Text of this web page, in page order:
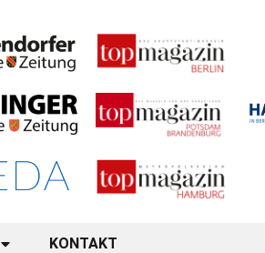
KONTAKT